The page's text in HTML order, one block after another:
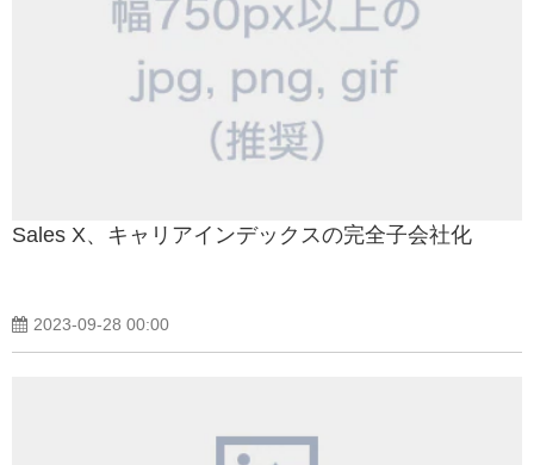
Sales X、キャリアインデックスの完全子会社化
2023-09-28 00:00